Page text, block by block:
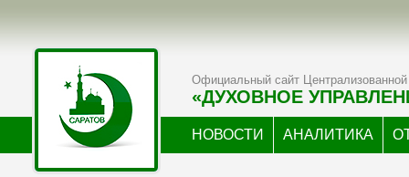
Официальный сайт Централизованной
«ДУХОВНОЕ
НОВОСТИ АНАЛИТИКА